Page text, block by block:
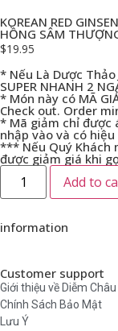
KOREAN RED
HỒNG SÂM
$19.95
* Nếu Là Dược Thảo
SUPER NHANH 2
* Món này có MÃ
Check out. Order
* Mã giảm chỉ được
nhập vào và có
*** Nếu Quý Khách
được giảm giá khi
Add to
information
Customer support
Giới thiệu về Diễm Châu
Chính Sách Bảo Mật
Lưu Ý